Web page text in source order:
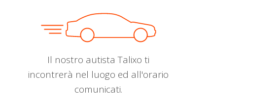
Il nostro autista Talixo ti
incontrerà nel luogo ed all'orario
comunicati.